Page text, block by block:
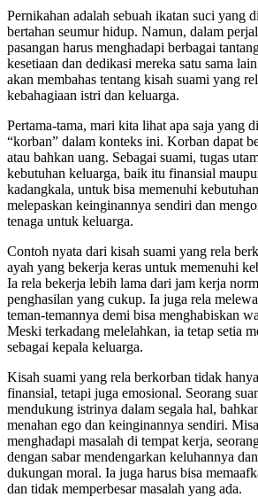
Pernikahan adalah sebuah ikatan suci yang
bertahan seumur hidup. Namun, dalam
pasangan harus menghadapi berbagai
kesetiaan dan dedikasi mereka satu sama
akan membahas tentang kisah suami yang
kebahagiaan istri dan keluarga.
Pertama-tama, mari kita lihat apa saja yang
“korban” dalam konteks ini. Korban dapat
atau bahkan uang. Sebagai suami, tugas
kebutuhan keluarga, baik itu finansial
kadangkala, untuk bisa memenuhi
melepaskan keinginannya sendiri dan
tenaga untuk keluarga.
Contoh nyata dari kisah suami yang rela
ayah yang bekerja keras untuk memenuhi
Ia rela bekerja lebih lama dari jam kerja
penghasilan yang cukup. Ia juga rela
teman-temannya demi bisa menghabiskan
Meski terkadang melelahkan, ia tetap setia
sebagai kepala keluarga.
Kisah suami yang rela berkorban tidak
finansial, tetapi juga emosional. Seorang
mendukung istrinya dalam segala hal,
menahan ego dan keinginannya sendiri.
menghadapi masalah di tempat kerja,
dengan sabar mendengarkan keluhannya
dukungan moral. Ia juga harus bisa
dan tidak memperbesar masalah yang ada.